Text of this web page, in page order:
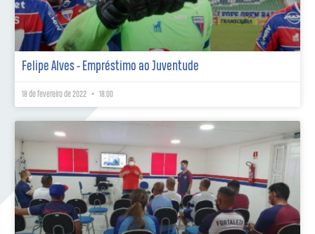
Felipe Alves - Empréstimo ao Juventude
18 de fevereiro de 2022 18:00